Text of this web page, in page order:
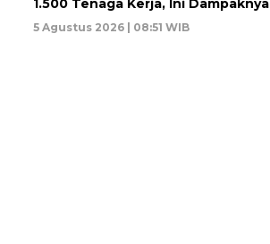
1.500 Tenaga Kerja, Ini Dampaknya
5 Agustus 2026 | 08:51 WIB